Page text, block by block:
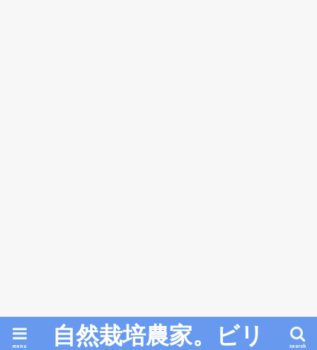
自然栽培農家。ビリ
search
menu